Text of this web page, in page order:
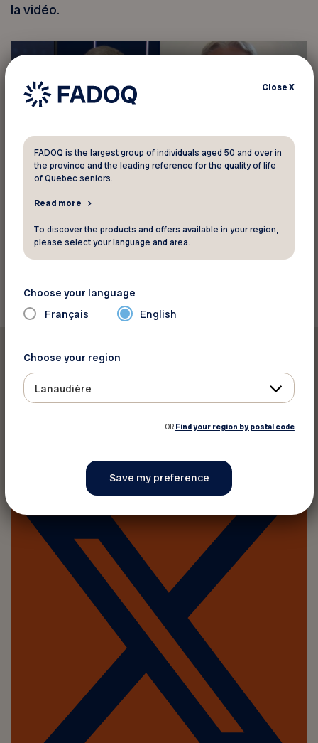
la vidéo.
Source: FADOQ
Share on :
CloseX
FADOQ is the largest group of individuals aged 50 and over in
the province and the leading reference for the quality of life
of Quebec seniors.
Read more
To discover the products and offers available in your region,
please select your language and area.
Choose your language
Français English
Choose your region
Lanaudière
OR Find your region by postal code